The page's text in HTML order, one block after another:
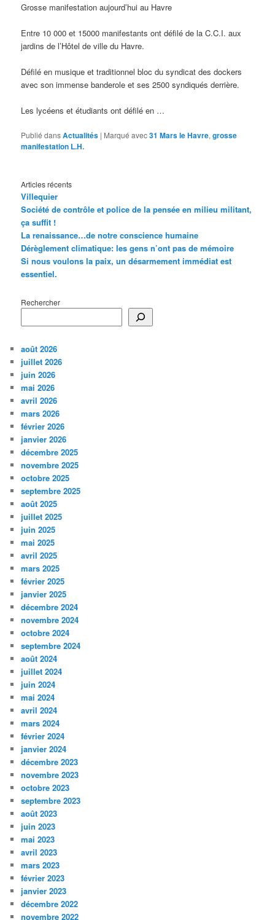
Grosse manifestation aujourd’hui au Havre
Entre 10 000 et 15000 manifestants ont défilé de la C.C.I. aux
jardins de l’Hôtel de ville du Havre.
Défilé en musique et traditionnel bloc du syndicat des dockers
avec son immense banderole et ses 2500 syndiqués derrière.
Les lycéens et étudiants ont défilé en …
Publié dansActualités | Marqué avec31 Mars le Havre,grosse
manifestation L.H.
Articles récents
Villequier
Société de contrôle et police de la pensée en milieu militant,
ça suffit !
La renaissance…de notre conscience humaine
Dérèglement climatique: les gens n’ont pas de mémoire
Si nous voulons la paix, un désarmement immédiat est
essentiel.
Rechercher
août 2026
juillet 2026
juin 2026
mai 2026
avril 2026
mars 2026
février 2026
janvier 2026
décembre 2025
novembre 2025
octobre 2025
septembre 2025
août 2025
juillet 2025
juin 2025
mai 2025
avril 2025
mars 2025
février 2025
janvier 2025
décembre 2024
novembre 2024
octobre 2024
septembre 2024
août 2024
juillet 2024
juin 2024
mai 2024
avril 2024
mars 2024
février 2024
janvier 2024
décembre 2023
novembre 2023
octobre 2023
septembre 2023
août 2023
juin 2023
mai 2023
avril 2023
mars 2023
février 2023
janvier 2023
décembre 2022
novembre 2022